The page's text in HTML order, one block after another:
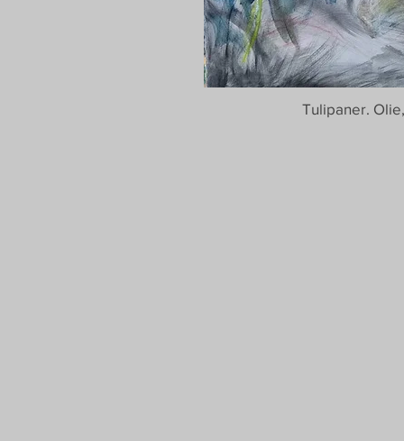
Tulipaner.